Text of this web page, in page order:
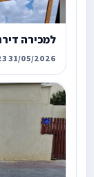
למכירה דירת 4 חדרים במיקום
31/05/2026 12:23